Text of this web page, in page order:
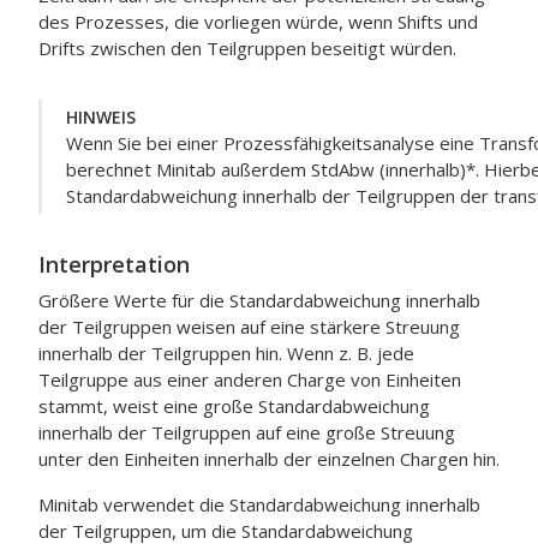
des Prozesses, die vorliegen würde, wenn Shifts und
Drifts zwischen den Teilgruppen beseitigt würden.
HINWEIS
Wenn Sie bei einer Prozessfähigkeitsanalyse eine
berechnet Minitab außerdem StdAbw (innerhalb)*.
Standardabweichung innerhalb der Teilgruppen der
Interpretation
Größere Werte für die Standardabweichung innerhalb
der Teilgruppen weisen auf eine stärkere Streuung
innerhalb der Teilgruppen hin. Wenn z. B. jede
Teilgruppe aus einer anderen Charge von Einheiten
stammt, weist eine große Standardabweichung
innerhalb der Teilgruppen auf eine große Streuung
unter den Einheiten innerhalb der einzelnen Chargen hin.
Minitab verwendet die Standardabweichung innerhalb
der Teilgruppen, um die Standardabweichung